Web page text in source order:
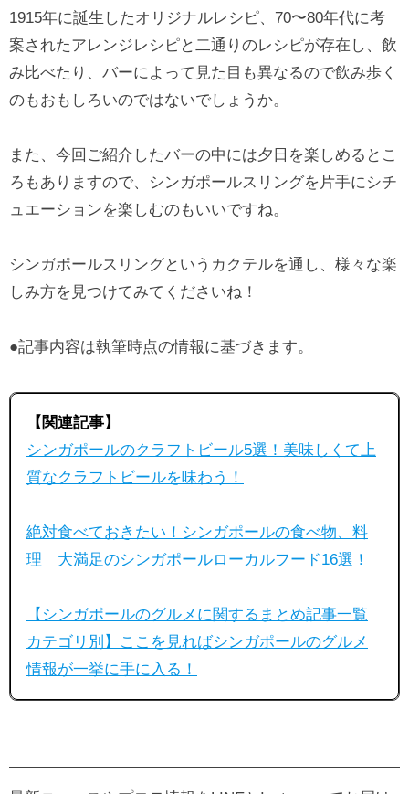
1915年に誕生したオリジナルレシピ、70〜80年代に考
案されたアレンジレシピと二通りのレシピが存在し、飲
み比べたり、バーによって見た目も異なるので飲み歩く
のもおもしろいのではないでしょうか。
また、今回ご紹介したバーの中には夕日を楽しめるとこ
ろもありますので、シンガポールスリングを片手にシチ
ュエーションを楽しむのもいいですね。
シンガポールスリングというカクテルを通し、様々な楽
しみ方を見つけてみてくださいね！
●記事内容は執筆時点の情報に基づきます。
【関連記事】
シンガポールのクラフトビール5選！美味しくて上
質なクラフトビールを味わう！
絶対食べておきたい！シンガポールの食べ物、料
理 大満足のシンガポールローカルフード16選！
【シンガポールのグルメに関するまとめ記事一覧
カテゴリ別】ここを見ればシンガポールのグルメ
情報が一挙に手に入る！